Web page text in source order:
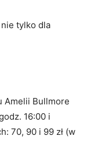
nie tylko dla
Amelii Bullmore
16:00 i
70, 90 i 99 zł (w